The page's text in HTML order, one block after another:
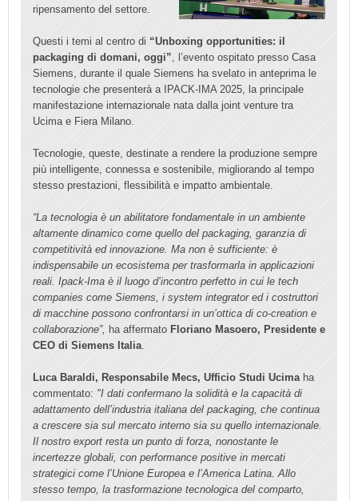
ripensamento del settore.
Questi i temi al centro di “Unboxing opportunities: il
packaging di domani, oggi” , l’evento ospitato presso Casa
Siemens, durante il quale Siemens ha svelato in anteprima le
tecnologie che presenterà a IPACK-IMA 2025, la principale
manifestazione internazionale nata dalla joint venture tra
Ucima e Fiera Milano.
Tecnologie, queste, destinate a rendere la produzione sempre
più intelligente, connessa e sostenibile, migliorando al tempo
stesso prestazioni, flessibilità e impatto ambientale.
“La tecnologia è un abilitatore fondamentale in un ambiente
altamente dinamico come quello del packaging, garanzia di
competitività ed innovazione. Ma non è sufficiente: è
indispensabile un ecosistema per trasformarla in applicazioni
reali. Ipack-Ima è il luogo d’incontro perfetto in cui le tech
companies come Siemens, i system integrator ed i costruttori
di macchine possono confrontarsi in un’ottica di co-creation e
collaborazione”, ha affermato Floriano Masoero, Presidente e
CEO di Siemens Italia
Luca Baraldi, Responsabile Mecs, Ufficio Studi Ucima ha
commentato: "I dati confermano la solidità e la capacità di
adattamento dell’industria italiana del packaging, che continua
a crescere sia sul mercato interno sia su quello internazionale.
Il nostro export resta un punto di forza, nonostante le
incertezze globali, con performance positive in mercati
strategici come l’Unione Europea e l’America Latina. Allo
stesso tempo, la trasformazione tecnologica del comparto,